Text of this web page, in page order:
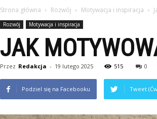
Strona główna Rozwój Motywacja i inspiracja
Rozwój Motywacja i inspiracja
JAK
Przez Redakcja - 19 lutego 2025 515 0
Podziel się na Facebooku Tweet